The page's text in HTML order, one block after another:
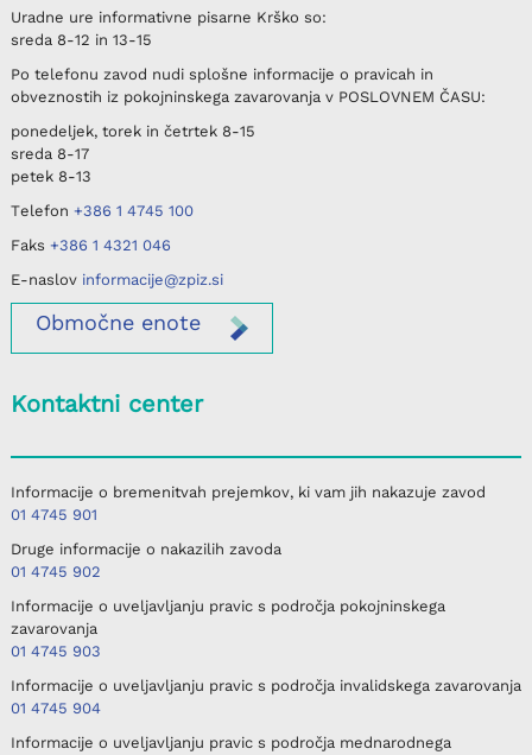
Uradne ure informativne pisarne Krško so:
sreda 8-12 in 13-15
Po telefonu zavod nudi splošne informacije o pravicah in
obveznostih iz pokojninskega zavarovanja v POSLOVNEM ČASU:
ponedeljek, torek in četrtek8-15
sreda 8-17
petek8-13
Telefon +386 1 4745 100
Faks +386 1 4321 046
E-naslov informacije@zpiz.si
Območneenote
Kontaktni center
Informacije o bremenitvah prejemkov, ki vam jih nakazuje zavod
01 4745 901
Druge informacije o nakazilih zavoda
01 4745 902
Informacije o uveljavljanju pravic s področja pokojninskega
zavarovanja
01 4745 903
Informacije o uveljavljanju pravic s področja invalidskega zavarovanja
01 4745 904
Informacije o uveljavljanju pravic s področja mednarodnega